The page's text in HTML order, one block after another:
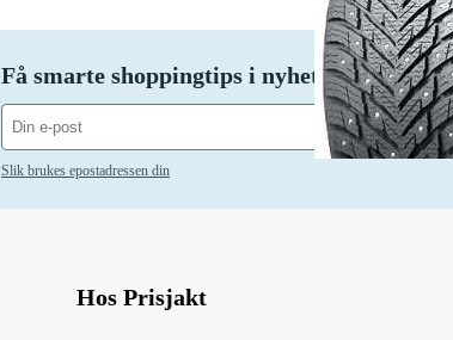
Få smarte shoppingtips i nyhetsbrevet vårt!
Abonnere
Slik brukes epostadressen din
Hos Prisjakt